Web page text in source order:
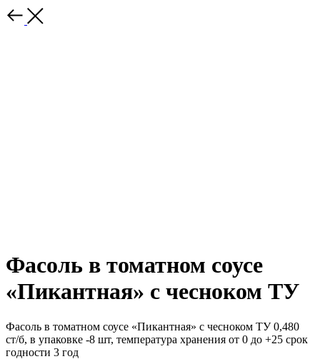
Фасоль в томатном соусе
«Пикантная» с чесноком ТУ
Фасоль в томатном соусе «Пикантная» с чесноком ТУ 0,480
ст/б, в упаковке -8 шт, температура хранения от 0 до +25 срок
годности 3 год